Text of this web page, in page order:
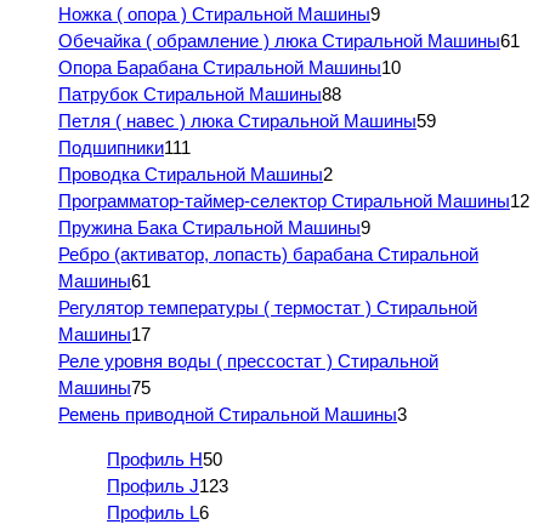
Ножка ( опора ) Стиральной Машины9
Обечайка ( обрамление ) люка Стиральной Машины61
Опора Барабана Стиральной Машины10
Патрубок Стиральной Машины88
Петля ( навес ) люка Стиральной Машины59
Подшипники111
Проводка Стиральной Машины2
Программатор-таймер-селектор Стиральной Машины12
Пружина Бака Стиральной Машины9
Ребро (активатор, лопасть) барабана Стиральной
Машины61
Регулятор температуры ( термостат ) Стиральной
Машины17
Реле уровня воды ( прессостат ) Стиральной
Машины75
Ремень приводной Стиральной Машины3
Профиль H50
Профиль J123
Профиль L6